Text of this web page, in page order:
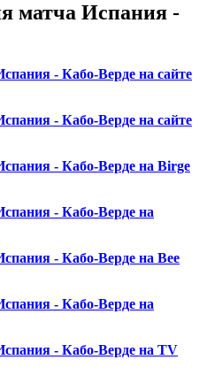
матча Испания -
- Кабо-Верде на сайте
- Кабо-Верде на сайте
- Кабо-Верде на Birge
- Кабо-Верде на
- Кабо-Верде на Bee
- Кабо-Верде на
- Кабо-Верде на TV